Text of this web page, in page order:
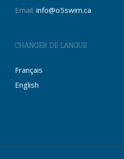
Email: info@o5swim.ca
CHANGER DE LANGUE
Français
English